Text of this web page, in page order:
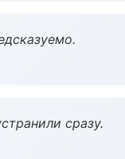
сразу.